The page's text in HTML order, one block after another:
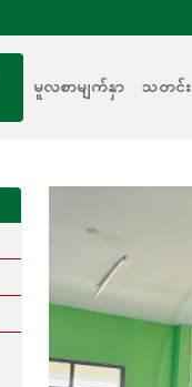
မူလစာမျက်နှာ သတင်း